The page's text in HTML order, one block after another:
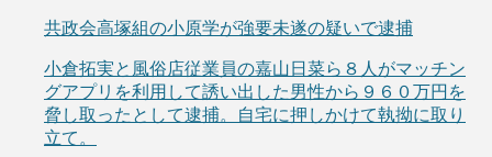
共政会高塚組の小原学が強要未遂の疑いで逮捕
小倉拓実と風俗店従業員の嘉山日菜ら８人がマッチン
グアプリを利用して誘い出した男性から９６０万円を
脅し取ったとして逮捕。自宅に押しかけて執拗に取り
立て。